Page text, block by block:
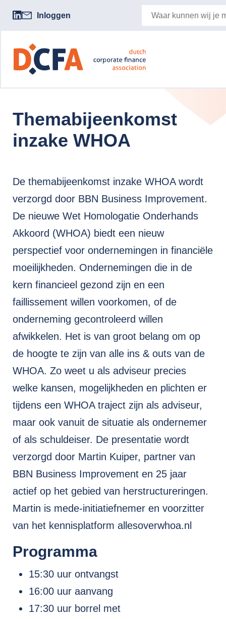
Inloggen
Themabijeenkomst
inzake WHOA
De themabijeenkomst inzake WHOA wordt
verzorgd door BBN Business Improvement.
De nieuwe Wet Homologatie Onderhands
Akkoord (WHOA) biedt een nieuw
perspectief voor ondernemingen in financiële
moeilijkheden. Ondernemingen die in de
kern financieel gezond zijn en een
faillissement willen voorkomen, of de
onderneming gecontroleerd willen
afwikkelen. Het is van groot belang om op
de hoogte te zijn van alle ins & outs van de
WHOA. Zo weet u als adviseur precies
welke kansen, mogelijkheden en plichten er
tijdens een WHOA traject zijn als adviseur,
maar ook vanuit de situatie als ondernemer
of als schuldeiser. De presentatie wordt
verzorgd door Martin Kuiper, partner van
BBN Business Improvement en 25 jaar
actief op het gebied van herstructureringen.
Martin is mede-initiatiefnemer en voorzitter
van het kennisplatform allesoverwhoa.nl
Programma
15:30 uur ontvangst
16:00 uur aanvang
17:30 uur borrel met